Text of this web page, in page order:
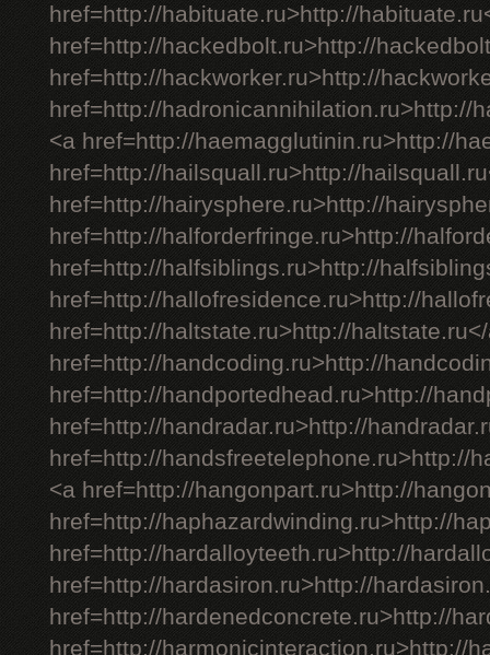
href=http://habituate.ru>http://
href=http://hackedbolt.ru>http://
href=http://hackworker.ru>http://
href=http://hadronicannihilation.ru>http://
<a href=http://haemagglutinin.ru>http://
href=http://hailsquall.ru>http://
href=http://hairysphere.ru>http://
href=http://halforderfringe.ru>http://
href=http://halfsiblings.ru>http://
href=http://hallofresidence.ru>http://
href=http://haltstate.ru>http://
href=http://handcoding.ru>http://
href=http://handportedhead.ru>http://
href=http://handradar.ru>http://
href=http://handsfreetelephone.ru>http://
<a href=http://hangonpart.ru>http://
href=http://haphazardwinding.ru>http://
href=http://hardalloyteeth.ru>http://
href=http://hardasiron.ru>http://
href=http://hardenedconcrete.ru>http://
href=http://harmonicinteraction.ru>http://